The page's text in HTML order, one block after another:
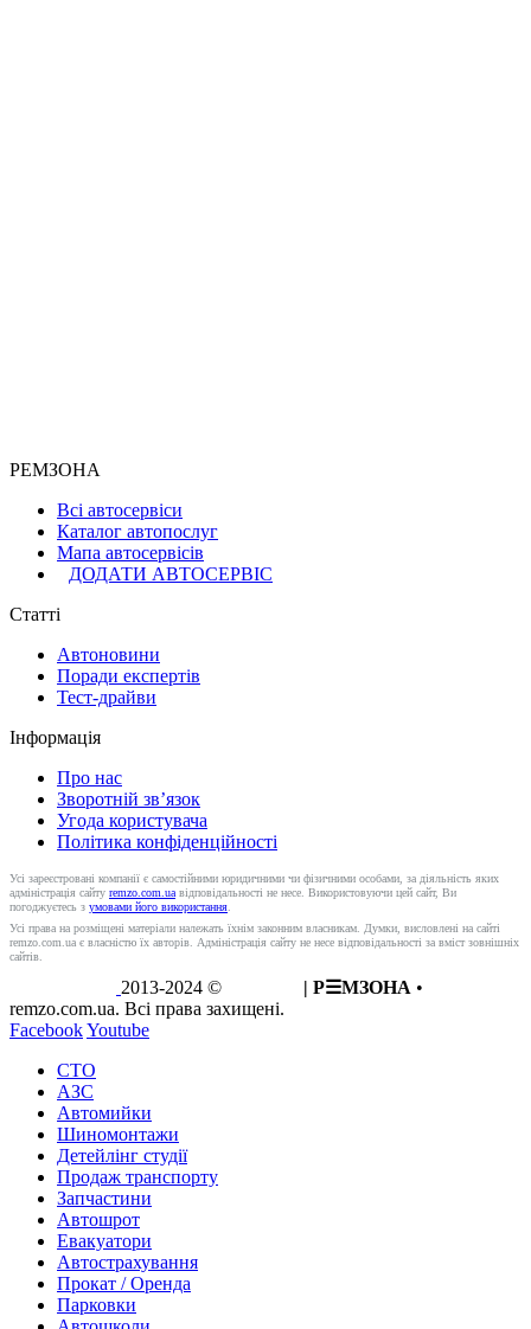
РЕМЗОНА
Всі автосервіси
Каталог автопослуг
Мапа автосервісів
ДОДАТИ АВТОСЕРВІС
Статті
Автоновини
Поради експертів
Тест-драйви
Інформація
Про нас
Зворотній зв’язок
Угода користувача
Політика конфіденційності
Усі зареєстровані компанії є самостійними юридичними чи фізичними особами, за діяльність яких
адміністрація сайту remzo.com.ua відповідальності не несе. Використовуючи цей сайт, Ви
погоджуєтесь з умовами його використання
Усі права на розміщені матеріали належать їхнім законним власникам. Думки, висловлені на сайті
remzo.com.ua є власністю їх авторів. Адміністрація сайту не несе відповідальності за вміст зовнішніх
сайтів.
2013-2024 © | Р☰МЗОНА •
remzo.com.ua. Всі права захищені.
FacebookYoutube
СТО
АЗС
Автомийки
Шиномонтажи
Детейлінг студії
Продаж транспорту
Запчастини
Автошрот
Евакуатори
Автострахування
Прокат / Оренда
Парковки